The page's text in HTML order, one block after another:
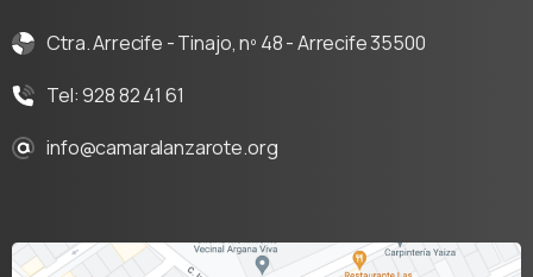
Ctra. Arrecife - Tinajo, nº 48 - Arrecife 35500
Tel: 928 82 41 61
info@camaralanzarote.org